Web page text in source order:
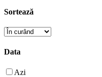
Sortează
Data
Azi